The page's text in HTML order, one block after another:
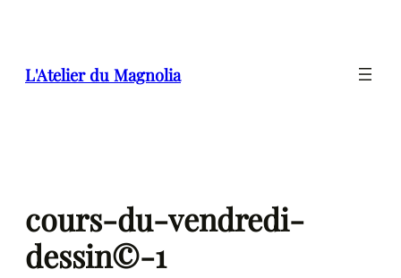
L'Atelier du Magnolia
cours-du-vendredi-
dessin©-1